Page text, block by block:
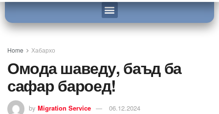
Home Хабархо
Омода шаведу, баъд ба
сафар бароед!
by Migration Service 06.12.2024